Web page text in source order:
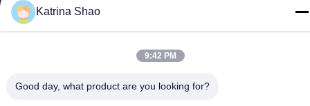
Katrina Shao
9:42 PM
Good day, what product are you looking for?